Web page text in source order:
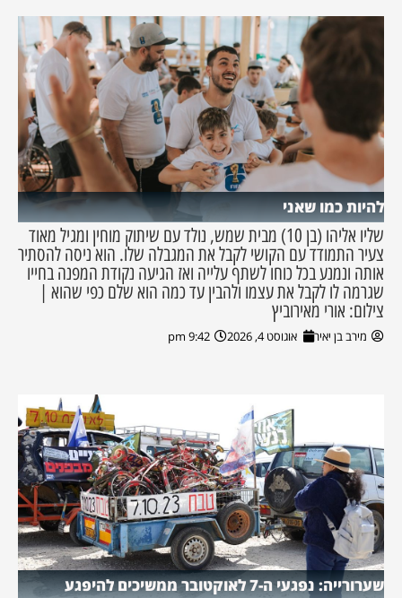
להיות כמו שאני
שליו אליהו (בן 10) מבית שמש, נולד עם שיתוק מוחין ומגיל מאוד
צעיר התמודד עם הקושי לקבל את המגבלה שלו. הוא ניסה להסתיר
אותה ונמנע בכל כוחו לשתף עלייה ואז הגיעה נקודת המפנה בחייו
שגרמה לו לקבל את עצמו ולהבין עד כמה הוא שלם כפי שהוא |
צילום: אורי מאירוביץ
מירב בן יאיר אוגוסט 4, 2026 9:42 pm
שערורייה: נפגעי ה-7 לאוקטובר ממשיכים להיפגע